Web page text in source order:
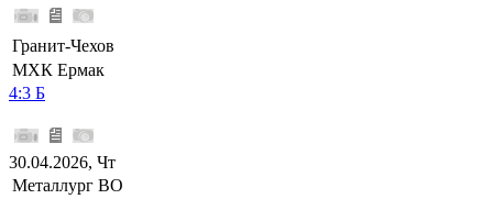
Гранит-Чехов
МХК Ермак
4:3 Б
30.04.2026, Чт
Металлург ВО